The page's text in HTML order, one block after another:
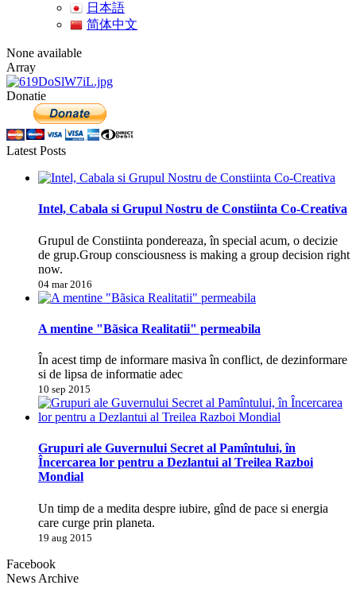
日本語
简体中文
None available
Array
Donatie
Latest Posts
Intel, Cabala si Grupul Nostru de Constiinta Co-Creativa
Grupul de Constiinta pondereaza, în special acum, o decizie
de grup.Group consciousness is making a group decision right
now.
04 mar 2016
A mentine "Bãsica Realitatii" permeabila
În acest timp de informare masiva în conflict, de dezinformare
si de lipsa de informatie adec
10 sep 2015
Grupuri ale Guvernului Secret al Pamîntului, în
Încercarea lor pentru a Dezlantui al Treilea Razboi
Mondial
Un timp de a medita despre iubire, gînd de pace si energia
care curge prin planeta.
19 aug 2015
Facebook
News Archive